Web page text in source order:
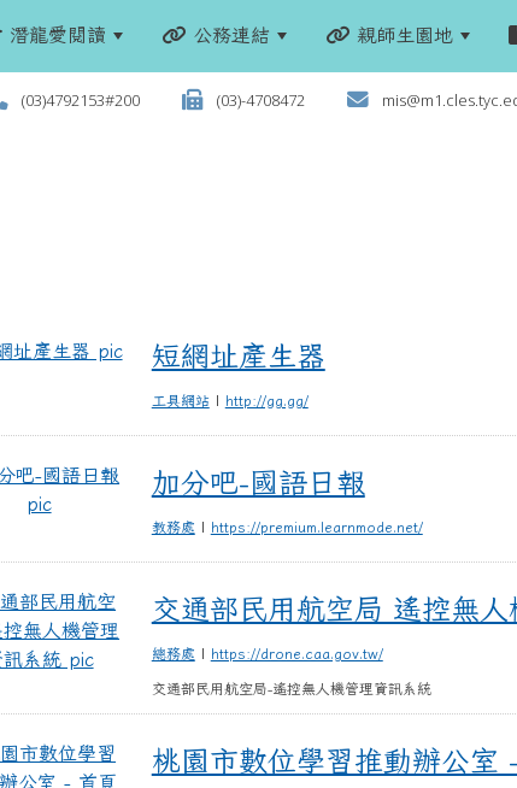
潛龍愛閱讀 公務連結 親師生園地
(03)4792153#200 (03)-4708472
短網址產生器
短網址產生器
工具網站 | http://gg.gg/
加分吧-國語日報
加分吧-國語日報
教務處 | https://premium.learnmode.net/
交通部民用航空局 遙控無人機管理資訊系統
交通部民用航空局 遙控無
總務處 | https://drone.caa.gov.tw/
交通部民用航空局-遙控無人機管理資訊系統
桃園市數位學習推動辦公室 - 首頁
桃園市數位學習推動辦公室